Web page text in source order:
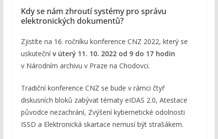
Kdy se nám zhroutí systémy pro správu
elektronických dokumentů?
Zjistíte na 16. ročníku konference CNZ 2022, který se
uskutečnív úterý 11. 10. 2022 od 9 do 17 hodin
v Národním archivu v Praze na Chodovci.
Tradiční konference CNZ se bude v rámci čtyř
diskusních bloků zabývat tématy eIDAS 2.0, Atestace
původce nezachrání, Zvýšení kybernetické odolnosti
ISSD a Elektronická skartace nemusí být strašákem.